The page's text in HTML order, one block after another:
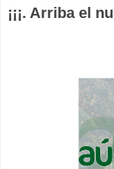
¡¡¡. Arriba el